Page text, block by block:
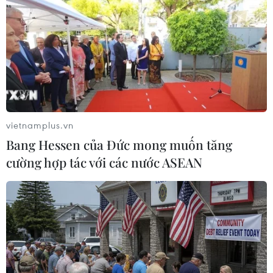
thúc đẩy quan hệ Đối tác Chiến lược giữa hai nước
ngày càng phát triển thực chất, hiệu quả.
Thành phố Hồ Chí Minh thúc đẩy hợp tác
vietnamplus.vn
Bang Hessen của Đức mong muốn tăng
cường hợp tác với các nước ASEAN